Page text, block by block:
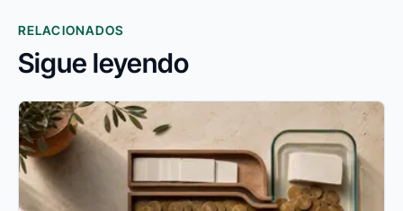
RELACIONADOS
Sigue leyendo